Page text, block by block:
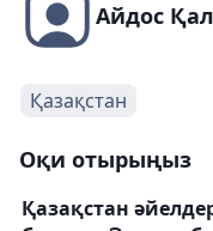
Айдос
Қазақстан
Оқи отырыңыз
Қазақстан